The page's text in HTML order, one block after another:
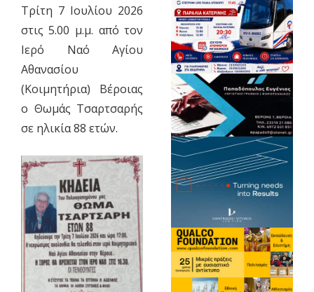
Τρίτη 7 Ιουλίου 2026
στις 5.00 μ.μ. από τον
Ιερό Ναό Αγίου
Αθανασίου
(Κοιμητήρια) Βέροιας
ο Θωμάς Τσαρτσαρής
σε ηλικία 88 ετών.